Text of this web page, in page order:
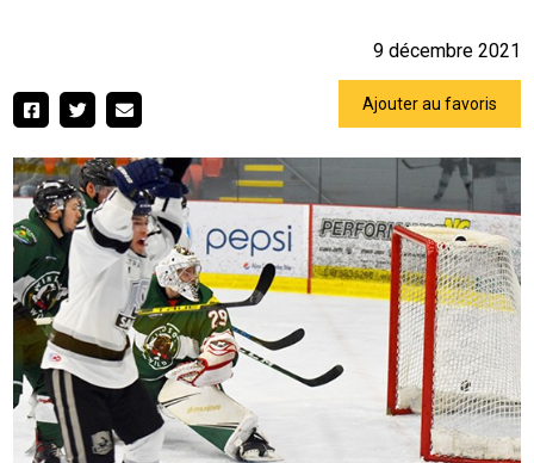
9 décembre 2021
Ajouter au favoris